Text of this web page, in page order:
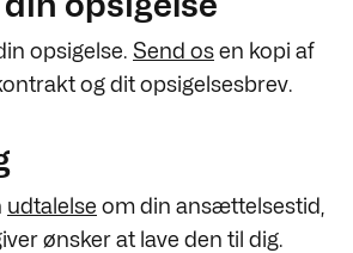
opsigelse. Send osen kopi af
og dit opsigelsesbrev.
udtalelse om din ansættelsestid,
ønsker at lave den til dig.